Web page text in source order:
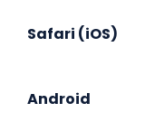
Safari (iOS)
Android